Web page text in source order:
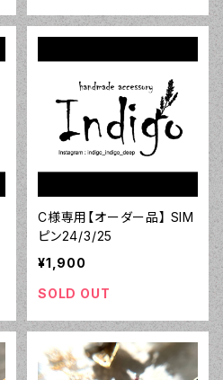
C様専用【オーダー品】 SIM
ピン24/3/25
¥1,900
SOLD OUT